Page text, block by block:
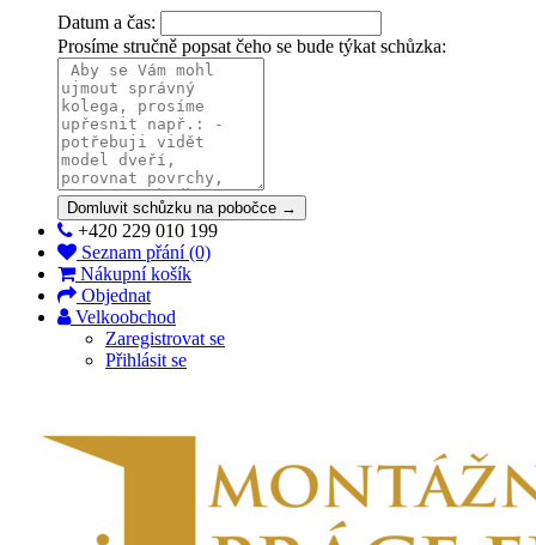
Datum a čas:
Prosíme stručně popsat čeho se bude týkat schůzka:
Domluvit schůzku na pobočce →
+420 229 010 199
Seznam přání (0)
Nákupní košík
Objednat
Velkoobchod
Zaregistrovat se
Přihlásit se